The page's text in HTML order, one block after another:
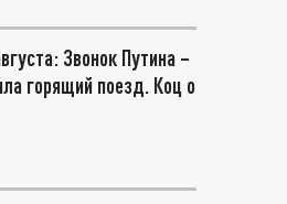
Звонок Путина –
горящий поезд. Коц о